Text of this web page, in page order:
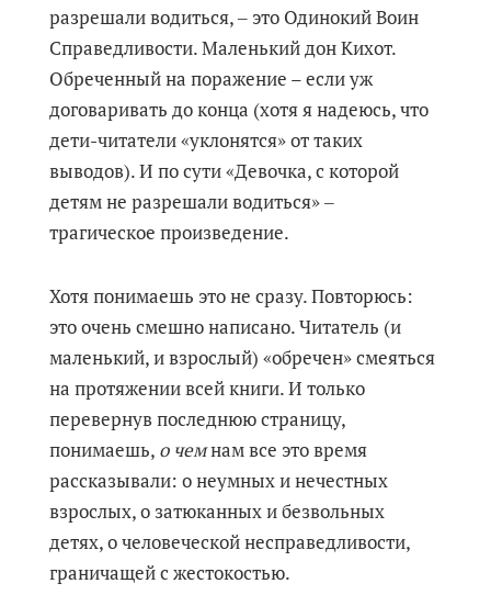
разрешали водиться, ‒ это Одинокий Воин
Справедливости. Маленький дон Кихот.
Обреченный на поражение – если уж
договаривать до конца (хотя я надеюсь, что
дети-читатели «уклонятся» от таких
выводов). И по сути «Девочка, с которой
детям не разрешали водиться» ‒
трагическое произведение.
Хотя понимаешь это не сразу. Повторюсь:
это очень смешно написано. Читатель (и
маленький, и взрослый) «обречен» смеяться
на протяжении всей книги. И только
перевернув последнюю страницу,
понимаешь, о чемнам все это время
рассказывали: о неумных и нечестных
взрослых, о затюканных и безвольных
детях, о человеческой несправедливости,
граничащей с жестокостью.